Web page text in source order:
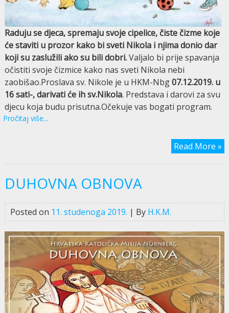
Raduju se djeca, spremaju svoje cipelice, čiste čizme koje
će staviti u prozor kako bi sveti Nikola i njima donio dar
koji su zaslužili ako su bili dobri.Valjalo bi prije spavanja
očistiti svoje čizmice kako nas sveti Nikola nebi
zaobišao.Proslava sv. Nikole je u HKM-Nbg07.12.2019. u
16 sati-, darivati će ih sv.Nikola. Predstava i darovi za svu
djecu koja budu prisutna.Očekuje vas bogati program.
Pročitaj više...
Read More »
DUHOVNA OBNOVA
Posted on 11. studenoga 2019. | By H.K.M.